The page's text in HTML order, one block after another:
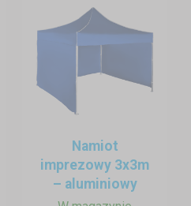
Namiot
imprezowy 3x3m
– aluminiowy